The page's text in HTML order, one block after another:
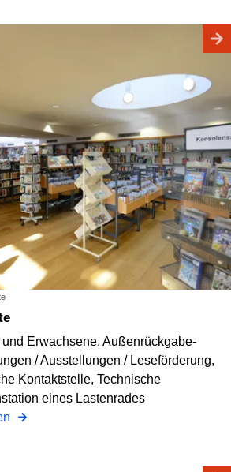
Erwachsene, Außenrückgabe-
/ Ausstellungen / Leseförderung,
Kontaktstelle, Technische
eines Lastenrades